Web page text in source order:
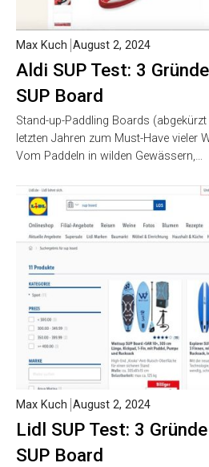
Aldi SUP Test: 3
SUP Board
Max Kuch August 2, 2024
Stand-up-Paddling Boards
letzten Jahren zum Must-Have vieler
Vom Paddeln in wilden Gewässern,…
Lidl SUP Test: 3
SUP Board
Max Kuch August 2, 2024